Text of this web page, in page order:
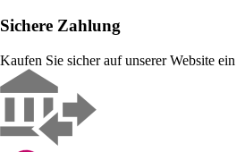
Sichere Zahlung
Kaufen Sie sicher auf unserer Website ein